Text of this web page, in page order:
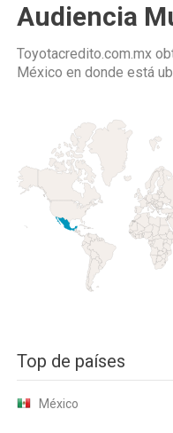
Audiencia
Toyotacredito.com.mx
México en donde está
Top de países
México